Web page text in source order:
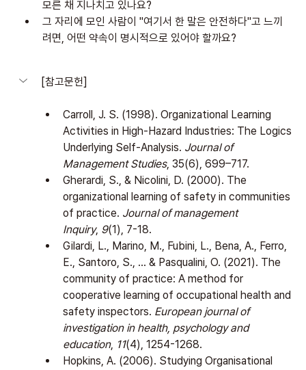
모른 채 지나치고 있나요?
그 자리에 모인 사람이 "여기서 한 말은 안전하다"고 느끼
려면, 어떤 약속이 명시적으로 있어야 할까요?
[참고문헌]
Carroll, J. S. (1998). Organizational Learning
Activities in High-Hazard Industries: The Logics
Underlying Self-Analysis. Journal of
Management Studies, 35(6), 699–717.
Gherardi, S., & Nicolini, D. (2000). The
organizational learning of safety in communities
of practice. Journal of management
Inquiry, 9(1), 7-18.
Gilardi, L., Marino, M., Fubini, L., Bena, A., Ferro,
E., Santoro, S., ... & Pasqualini, O. (2021). The
community of practice: A method for
cooperative learning of occupational health and
safety inspectors. European journal of
investigation in health, psychology and
education, 11(4), 1254-1268.
Hopkins, A. (2006). Studying Organisational